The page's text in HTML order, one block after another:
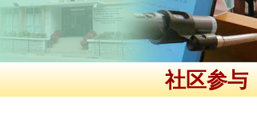
社区参与